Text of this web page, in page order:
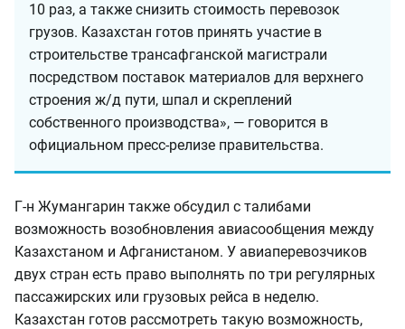
10 раз, а также снизить стоимость перевозок
грузов. Казахстан готов принять участие в
строительстве трансафганской магистрали
посредством поставок материалов для верхнего
строения ж/д пути, шпал и скреплений
собственного производства», — говорится в
официальном пресс-релизе правительства.
Г-н Жумангарин также обсудил с талибами
возможность возобновления авиасообщения между
Казахстаном и Афганистаном. У авиаперевозчиков
двух стран есть право выполнять по три регулярных
пассажирских или грузовых рейса в неделю.
Казахстан готов рассмотреть такую возможность,